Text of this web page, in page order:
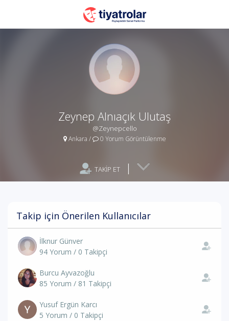
Zeynep Alnıaçık Ulutaş
@Zeynepcello
Ankara / 0 Yorum Görüntülenme
TAKİP ET |
Takip için Önerilen Kullanıcılar
İlknur Günver
94 Yorum / 0 Takipçi
Burcu Ayvazoğlu
85 Yorum / 81 Takipçi
Yusuf Ergün Karcı
5 Yorum / 0 Takipçi